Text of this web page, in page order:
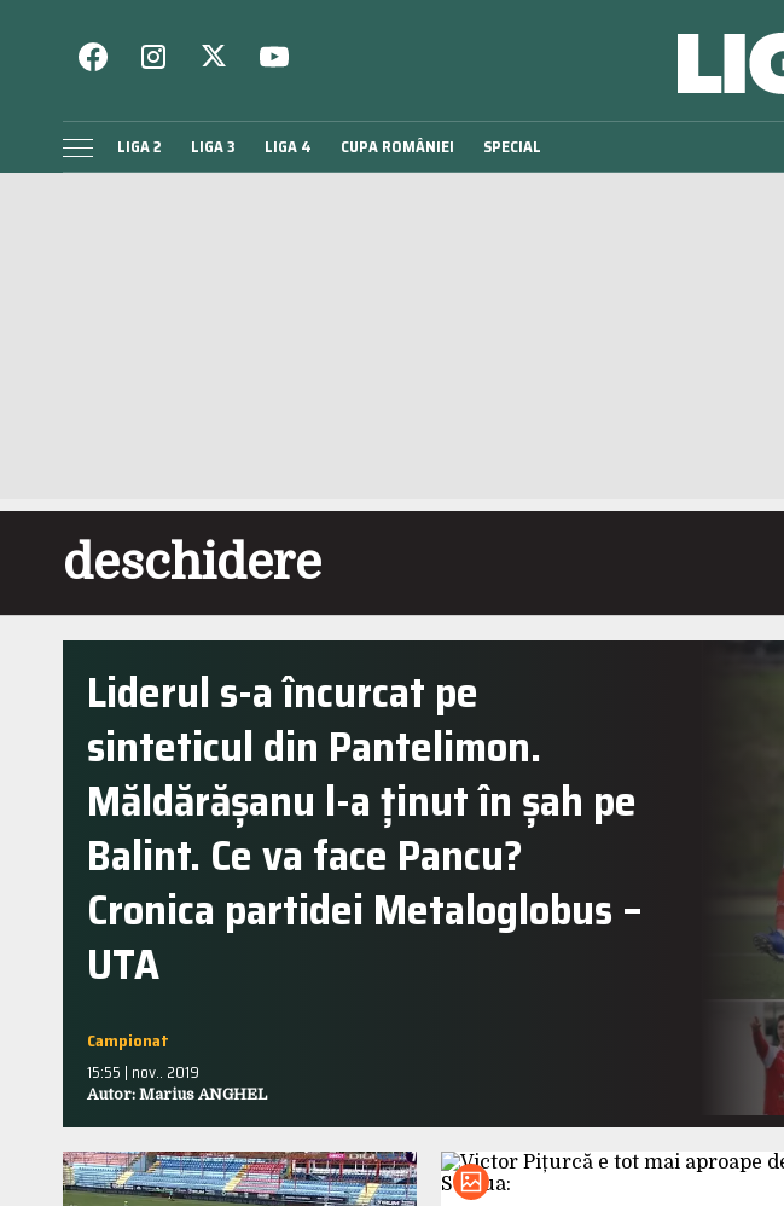
LIGA 2 LIGA 3 LIGA 4 CUPA ROMÂNIEI SPECIAL
deschidere
Liderul s-a încurcat pe
sinteticul din Pantelimon.
Măldărășanu l-a ținut în șah pe
Balint. Ce va face Pancu?
Cronica partidei Metaloglobus –
UTA
Campionat
15:55 | nov.. 2019
Autor: Marius ANGHEL